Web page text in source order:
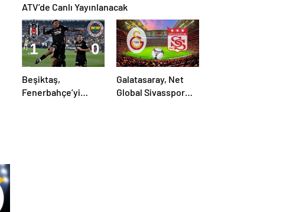
ATV’de Canlı Yayınlanacak
Beşiktaş,
Fenerbahçe’yi
Galatasaray, Net
Global Sivasspor